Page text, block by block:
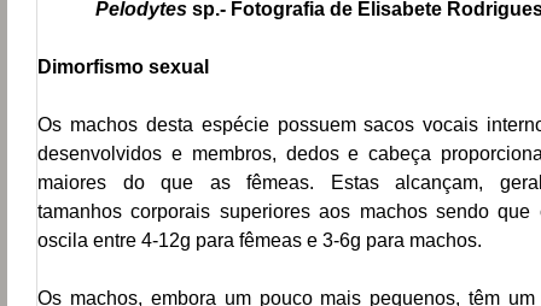
Pelodytes sp.- Fotografia de Elisabete
Dimorfismo sexual
Os machos desta espécie possuem sacos vocais
desenvolvidos e membros, dedos e cabeça
maiores do que as fêmeas. Estas alcançam,
tamanhos corporais superiores aos machos sendo que
oscila entre 4-12g para fêmeas e 3-6g para machos.
Os machos, embora um pouco mais pequenos, têm um